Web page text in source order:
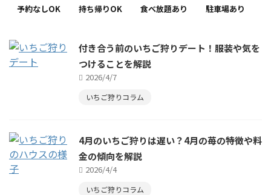
予約なしOK 持ち帰りOK 食べ放題あり 駐車場あり
付き合う前のいちご狩りデート！服装や気を
つけることを解説
2026/4/7
いちご狩りコラム
4月のいちご狩りは遅い？4月の苺の特徴や料
金の傾向を解説
2026/4/4
いちご狩りコラム